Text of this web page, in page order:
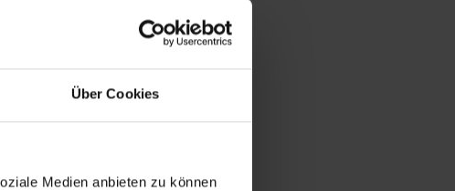
Über Cookies
Medien anbieten zu können